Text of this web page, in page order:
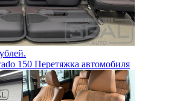
150 Перетяжка автомобиля